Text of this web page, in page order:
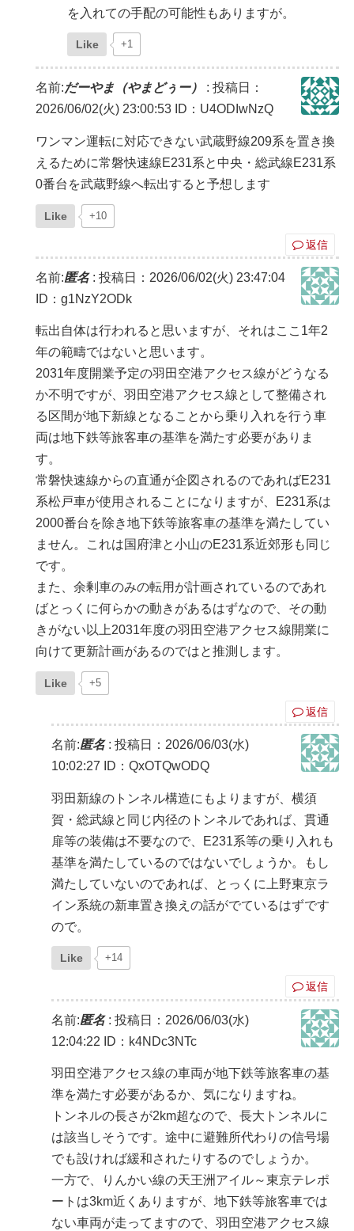
を入れての手配の可能性もありますが。
Like +1
名前:だーやま（やまどぅー） : 投稿日：
2026/06/02(火) 23:00:53 ID：U4ODIwNzQ
ワンマン運転に対応できない武蔵野線209系を置き換
えるために常磐快速線E231系と中央・総武線E231系
0番台を武蔵野線へ転出すると予想します
Like +10
返信
名前:匿名: 投稿日：2026/06/02(火) 23:47:04
ID：g1NzY2ODk
転出自体は行われると思いますが、それはここ1年2
年の範疇ではないと思います。
2031年度開業予定の羽田空港アクセス線がどうなる
か不明ですが、羽田空港アクセス線として整備され
る区間が地下新線となることから乗り入れを行う車
両は地下鉄等旅客車の基準を満たす必要がありま
す。
常磐快速線からの直通が企図されるのであればE231
系松戸車が使用されることになりますが、E231系は
2000番台を除き地下鉄等旅客車の基準を満たしてい
ません。これは国府津と小山のE231系近郊形も同じ
です。
また、余剰車のみの転用が計画されているのであれ
ばとっくに何らかの動きがあるはずなので、その動
きがない以上2031年度の羽田空港アクセス線開業に
向けて更新計画があるのではと推測します。
Like +5
返信
名前:匿名: 投稿日：2026/06/03(水)
10:02:27
ID：QxOTQwODQ
羽田新線のトンネル構造にもよりますが、横須
賀・総武線と同じ内径のトンネルであれば、貫通
扉等の装備は不要なので、E231系等の乗り入れも
基準を満たしているのではないでしょうか。もし
満たしていないのであれば、とっくに上野東京ラ
イン系統の新車置き換えの話がでているはずです
ので。
Like +14
返信
名前:匿名: 投稿日：2026/06/03(水)
12:04:22
ID：k4NDc3NTc
羽田空港アクセス線の車両が地下鉄等旅客車の基
準を満たす必要があるか、気になりますね。
トンネルの長さが2km超なので、長大トンネルに
は該当しそうです。途中に避難所代わりの信号場
でも設ければ緩和されたりするのでしょうか。
一方で、りんかい線の天王洲アイル～東京テレポ
ートは3km近くありますが、地下鉄等旅客車では
ない車両が走ってますので、羽田空港アクセス線